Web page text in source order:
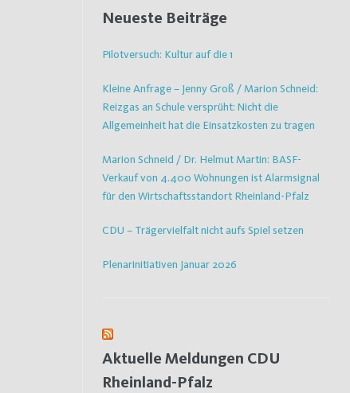
Neueste Beiträge
Pilotversuch: Kultur auf die 1
Kleine Anfrage – Jenny Groß / Marion Schneid:
Reizgas an Schule versprüht: Nicht die
Allgemeinheit hat die Einsatzkosten zu tragen
Marion Schneid / Dr. Helmut Martin: BASF-
Verkauf von 4.400 Wohnungen ist Alarmsignal
für den Wirtschaftsstandort Rheinland-Pfalz
CDU – Trägervielfalt nicht aufs Spiel setzen
Plenarinitiativen Januar 2026
Aktuelle Meldungen CDU
Rheinland-Pfalz